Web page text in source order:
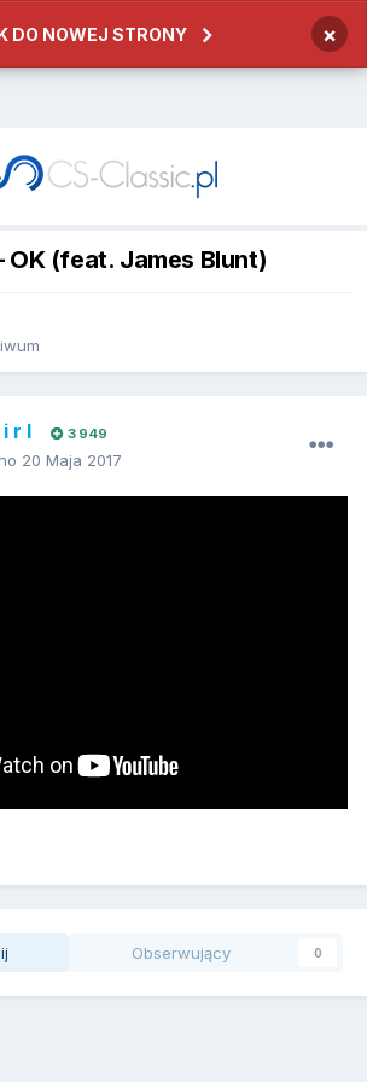
DO NOWEJ STRONY ×
OK (feat. James Blunt)
r l 3 949
20 Maja 2017
Obserwujący 0